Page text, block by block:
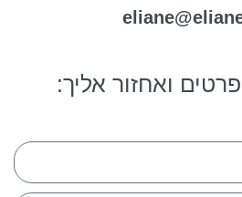
ואחזור אליך: